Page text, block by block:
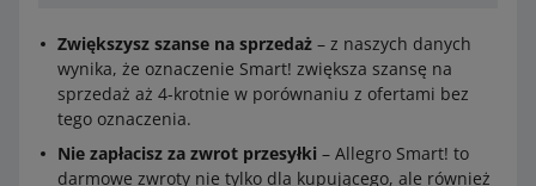
Zwiększysz szanse na sprzedaż – z naszych danych
wynika, że oznaczenie Smart! zwiększa szansę na
sprzedaż aż 4-krotnie w porównaniu z ofertami bez
tego oznaczenia.
Nie zapłacisz za zwrot przesyłki – Allegro Smart! to
darmowe zwroty nie tylko dla kupującego, ale również